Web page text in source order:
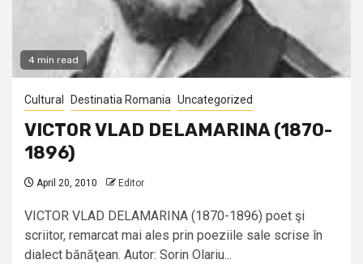
4 min read
Cultural Destinatia Romania Uncategorized
VICTOR VLAD DELAMARINA (1870-
1896)
April 20, 2010 Editor
VICTOR VLAD DELAMARINA (1870-1896) poet şi
scriitor, remarcat mai ales prin poeziile sale scrise în
dialect bănăţean. Autor: Sorin Olariu...